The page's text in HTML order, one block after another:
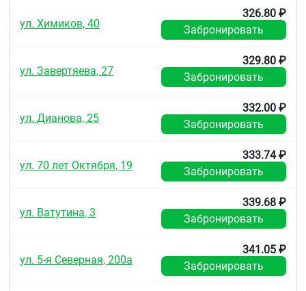
ул. Химиков, 40
326.80 ₽
Забронировать
ул. Завертяева, 27
329.80 ₽
Забронировать
ул. Дианова, 25
332.00 ₽
Забронировать
ул. 70 лет Октября, 19
333.74 ₽
Забронировать
ул. Ватутина, 3
339.68 ₽
Забронировать
ул. 5-я Северная, 200а
341.05 ₽
Забронировать